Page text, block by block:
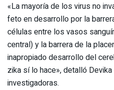
«La mayoría de los virus no
feto en desarrollo por la
células entre los vasos
central) y la barrera de la
inapropiado desarrollo del
zika sí lo hace», detalló
investigadoras.